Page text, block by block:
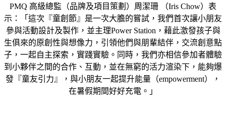
PMQ 高級總監（品牌及項目策劃）周潔珊 （Iris Chow）表
示：「這次『童創節』是一次大膽的嘗試，我們首次讓小朋友
參與活動設計及製作，並主理Power Station，藉此激發孩子與
生俱來的原創性與想像力，引領他們與朋輩結伴，交流創意點
子，一起自主探索，實踐實驗。同時，我們亦相信參加者體驗
到小夥伴之間的合作、互動，並在無窮的活力渲染下，能夠爆
發『童友引力』，與小朋友一起提升能量（empowerment），
在暑假期間好好充電。」